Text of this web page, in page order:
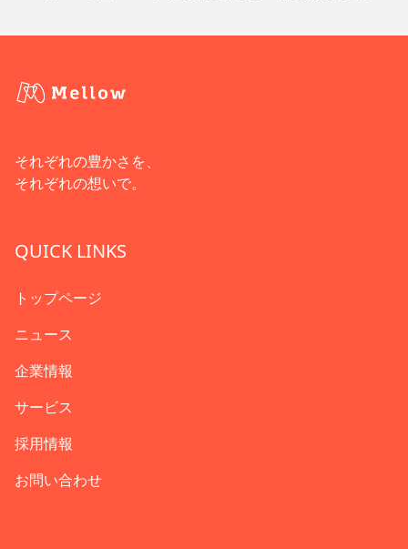
それぞれの豊かさを、
それぞれの想いで。
QUICK LINKS
トップページ
ニュース
企業情報
サービス
採用情報
お問い合わせ